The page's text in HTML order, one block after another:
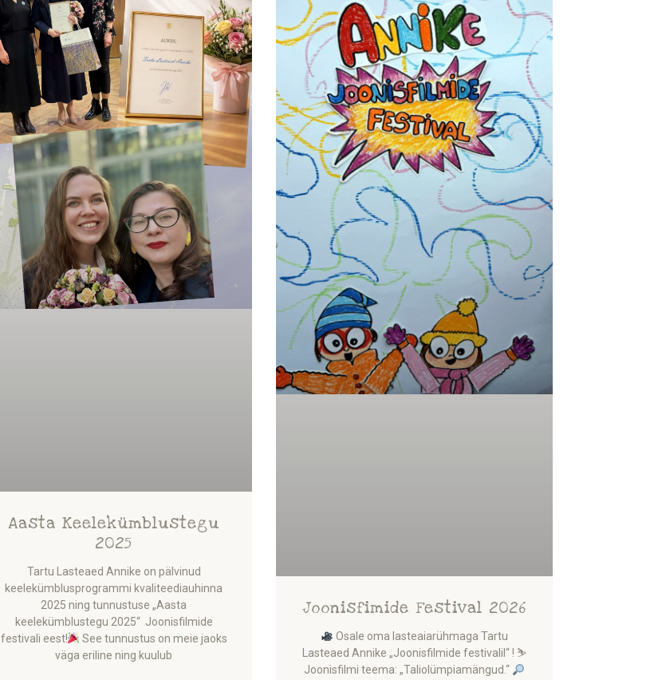
Aasta Keelekümblustegu
2025
Tartu Lasteaed Annike on pälvinud
keelekümblusprogrammi kvaliteediauhinna
2025 ning tunnustuse „Aasta
keelekümblustegu 2025“ Joonisfilmide
festivali eest!
See tunnustus on meie jaoks
väga eriline ning kuulub
Joonisfimide Festival 2026
Osale oma lasteaiarühmaga Tartu
Lasteaed Annike „Joonisfilmide festivalil“ ! ⛷
Joonisfilmi teema: „Taliolümpiamängud.“